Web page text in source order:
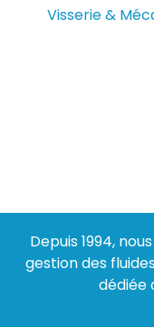
Visserie &
Depuis 1994,
gestion des
dédiée